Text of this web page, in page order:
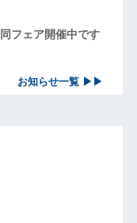
フェア開催中です
お知らせ一覧 ▶▶